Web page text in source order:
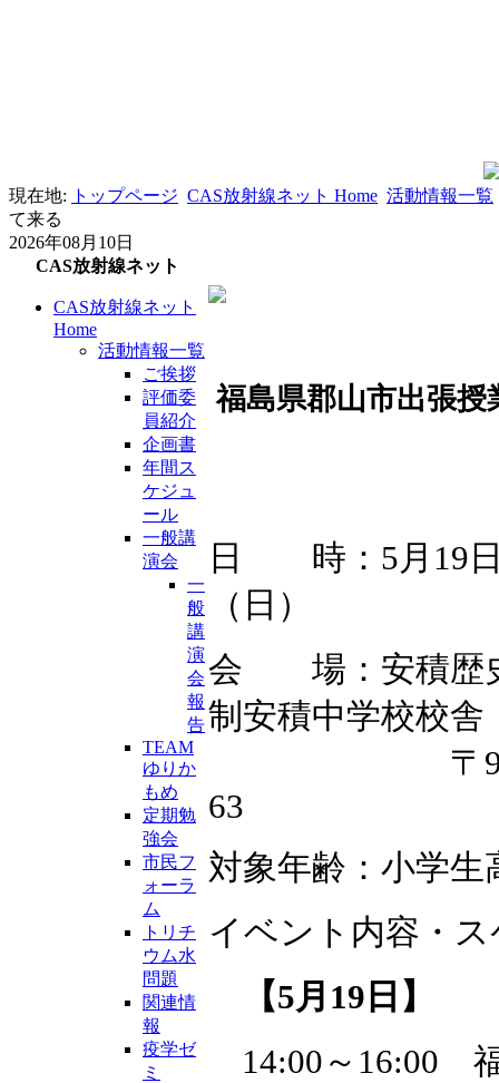
現在地: トップページ CAS放射線ネット Home 活動情報一覧
て来る
2026年08月10日
CAS放射線ネット
CAS放射線ネット
Home
活動情報一覧
ご挨拶
評価委
員紹介
企画書
年間ス
ケジュ
ール
一般講
演会
一
般
講
演
会
報
告
TEAM
ゆりか
もめ
定期勉
強会
市民フ
ォーラ
ム
トリチ
ウム水
問題
関連情
報
疫学ゼ
ミ
福島県郡山市出張
日 時：5月19
（日）
会 場：安積歴
制安積中学校校舎
〒963-8851
63
対象年齢：小学
イベント内容・
【5月19日】
14:00～16:00